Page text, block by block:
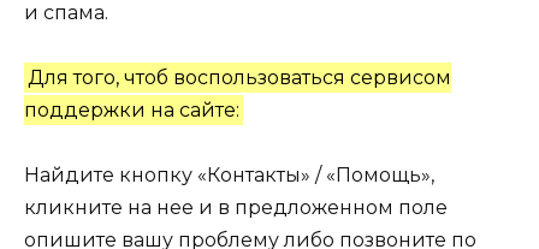
и спама.
Для того, чтоб воспользоваться сервисом
поддержки на сайте:
Найдите кнопку «Контакты» / «Помощь»,
кликните на нее и в предложенном поле
опишите вашу проблему либо позвоните по